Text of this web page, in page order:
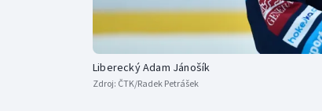
Liberecký Adam Jánošík
Zdroj: ČTK/Radek Petrášek